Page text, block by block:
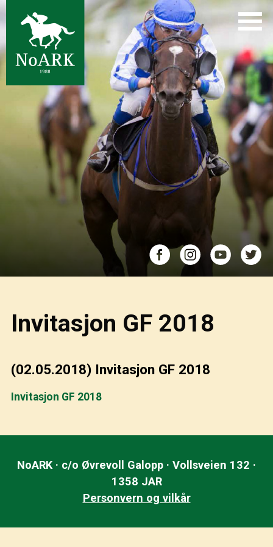
Invitasjon GF 2018
(02.05.2018) Invitasjon GF 2018
Invitasjon GF 2018
NoARK · c/o Øvrevoll Galopp · Vollsveien 132 ·
1358 JAR
Personvern og vilkår